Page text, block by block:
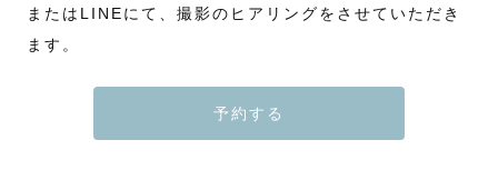
またはLINEにて、撮影のヒアリングをさせていただき
ます。
予約する